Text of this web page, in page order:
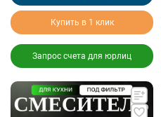
Купить в 1 клик
Запрос счета для юрлиц